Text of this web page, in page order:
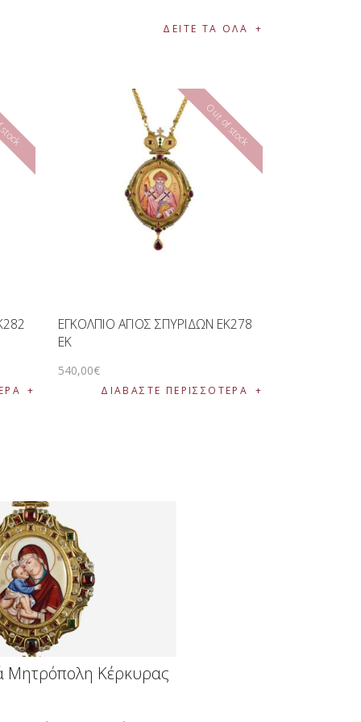
ΔΕΙΤΕ ΤΑ ΟΛΑ
Out of stock
ΕΓΚΟΛΠΙΟ ΑΓΙΟΣ ΣΠΥΡΙΔΩΝ EK278
EK
540,00€
ΔΙΑΒΆΣΤΕ ΠΕΡΙΣΣΌΤΕΡΑ
Μητρόπολη Κέρκυρας